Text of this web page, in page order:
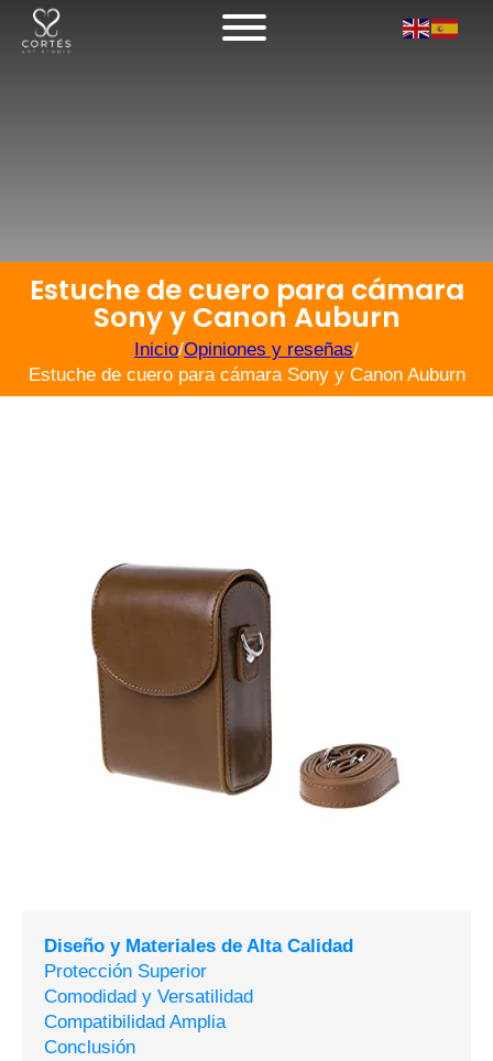
Estuche de cuero para cámara
Sony y Canon Auburn
Inicio/Opiniones y reseñas/
Estuche de cuero para cámara Sony y Canon Auburn
Diseño y Materiales de Alta Calidad
Protección Superior
Comodidad y Versatilidad
Compatibilidad Amplia
Conclusión